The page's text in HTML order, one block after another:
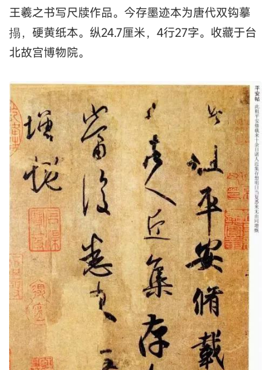
王羲之书写尺牍作品。今存墨迹本为唐代双钩摹
搨，硬黄纸本。纵24.7厘米，4行27字。收藏于台
北故宫博物院。